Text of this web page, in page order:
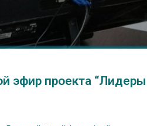
эфир проекта “Лидеры